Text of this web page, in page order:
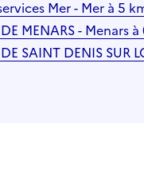
Mer - Mer à 5
MENARS - Menars
SAINT DENIS SUR